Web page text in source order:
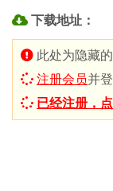
下载地址：
此处为隐藏的
注册会员并
已经注册，